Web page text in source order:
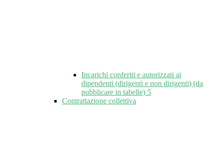
Incarichi conferiti e autorizzati ai
dipendenti (dirigenti e non dirigenti) (da
pubblicare in tabelle) 5
Contrattazione collettiva